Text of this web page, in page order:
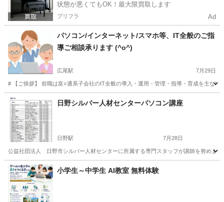
状態が悪くてもOK！最大限買取します
プリフラ Ad
パソコン/インターネット/スマホ等、IT全般のご指
導ご相談承ります (^o^)
広尾駅 7月29日
# 【ご挨拶】 前職は富○通系子会社のIT全般の導入・運用・管理・指導・育成を主な
東京 渋谷区 広尾駅 Windows総合 料金
日野シルバー人材センターパソコン講座
日野駅 7月28日
公益社団法人 日野市シルバー人材センターに所属する専門スタッフが講師を努めま
東京 日野市 日野駅 その他 シルバー人材センター
小学生～中学生 AI教室 無料体験